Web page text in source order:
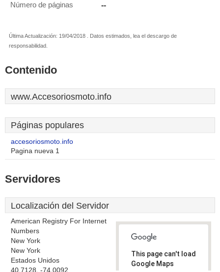
Número de páginas --
Última Actualización: 19/04/2018 . Datos estimados, lea el descargo de
responsabilidad.
Contenido
www.Accesoriosmoto.info
Páginas populares
accesoriosmoto.info
Pagina nueva 1
Servidores
Localización del Servidor
American Registry For Internet
Numbers
New York
New York
Estados Unidos
40.7128, -74.0092
This page can't load
Google Maps